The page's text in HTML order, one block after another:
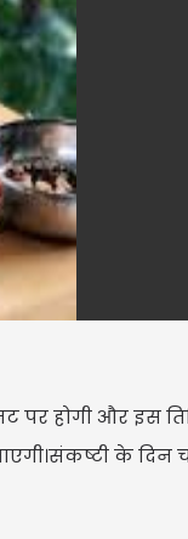
पर होगी और इस
के दिन